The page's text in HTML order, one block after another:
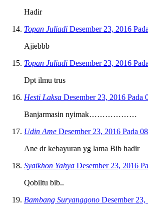
Hadir
Topan Juliadi Desember 23, 2016
Ajiebbb
Topan Juliadi Desember 23, 2016
Dpt ilmu trus
Hesti Laksa Desember 23, 2016 Pada
Banjarmasin nyimak………………
Udin Ame Desember 23, 2016 Pada
Ane dr kebayuran yg lama Bib hadir
Syaikhon Yahya Desember 23, 2016
Qobiltu bib..
Bambang Suryanggono Desember 23,